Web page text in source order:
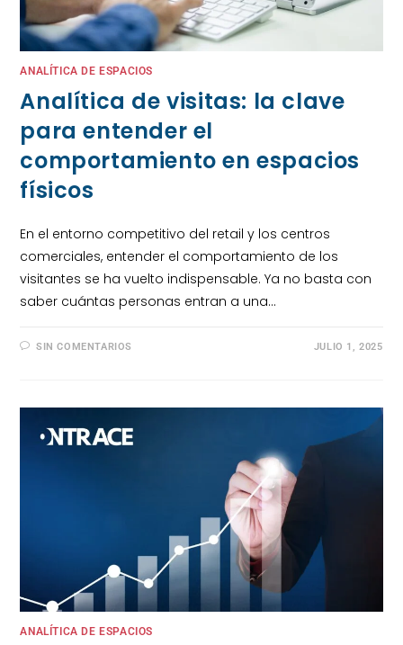
ANALÍTICA DE ESPACIOS
Analítica de visitas: la clave
para entender el
comportamiento en espacios
físicos
En el entorno competitivo del retail y los centros
comerciales, entender el comportamiento de los
visitantes se ha vuelto indispensable. Ya no basta con
saber cuántas personas entran a una…
SIN COMENTARIOS JULIO 1, 2025
ANALÍTICA DE ESPACIOS